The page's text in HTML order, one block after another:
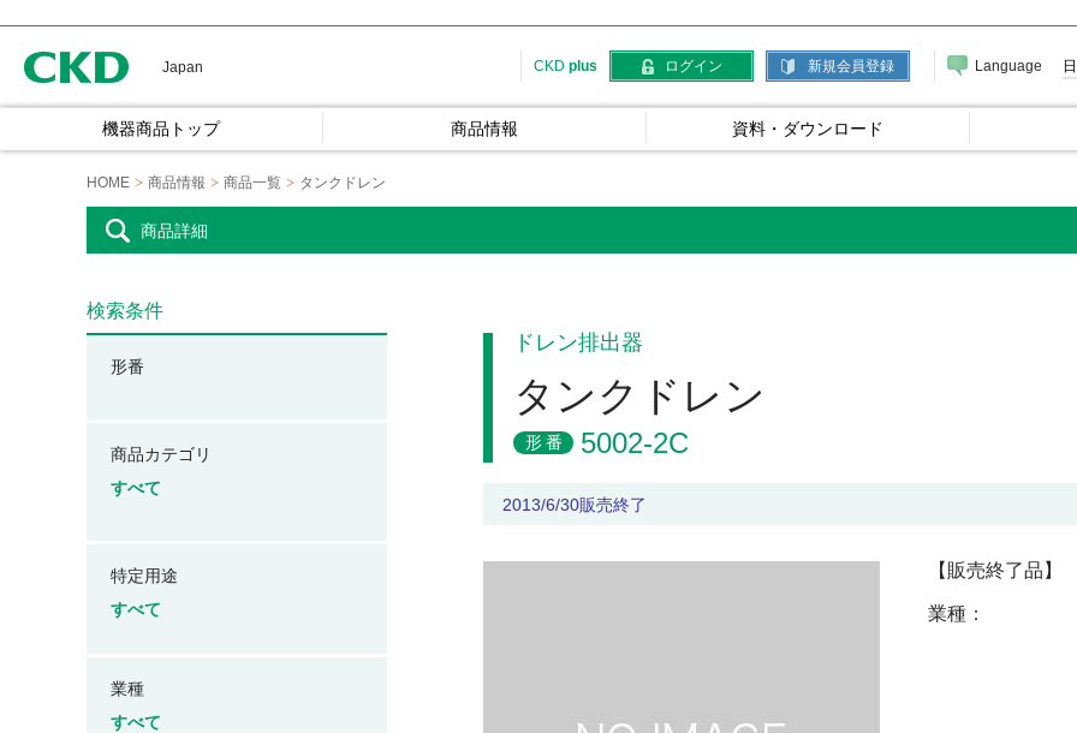
Japan CKD plus ログイン 新規会員登録 Language
機器商品トップ 商品情報 資料・ダウンロード
HOME 商品情報 商品一覧 タンクドレン
商品詳細
ドレン排出器
タンクドレン
形番 5002-2C
2013/6/30販売終了
【販売終了品】
業種
検索条件
形番
商品カテゴリ
すべて
特定用途
すべて
業種
すべて